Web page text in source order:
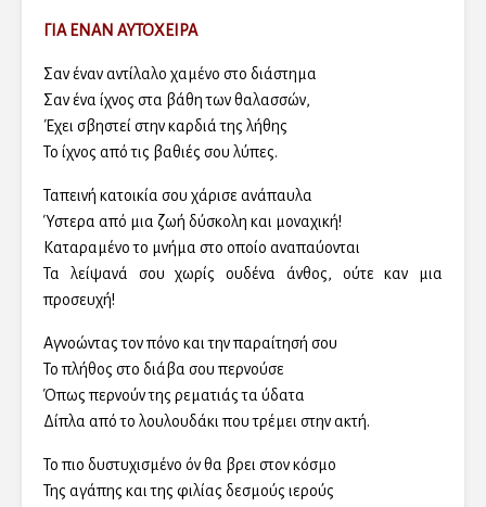
ΓΙΑ ΕΝΑΝ ΑΥΤΟΧΕΙΡΑ
Σαν έναν αντίλαλο χαμένο στο διάστημα
Σαν ένα ίχνος στα βάθη των θαλασσών,
Έχει σβηστεί στην καρδιά της λήθης
Το ίχνος από τις βαθιές σου λύπες.
Ταπεινή κατοικία σου χάρισε ανάπαυλα
Ύστερα από μια ζωή δύσκολη και μοναχική!
Καταραμένο το μνήμα στο οποίο αναπαύονται
Τα λείψανά σου χωρίς ουδένα άνθος, ούτε καν μια
προσευχή!
Αγνοώντας τον πόνο και την παραίτησή σου
Το πλήθος στο διάβα σου περνούσε
Όπως περνούν της ρεματιάς τα ύδατα
Δίπλα από το λουλουδάκι που τρέμει στην ακτή.
Το πιο δυστυχισμένο όν θα βρει στον κόσμο
Της αγάπης και της φιλίας δεσμούς ιερούς